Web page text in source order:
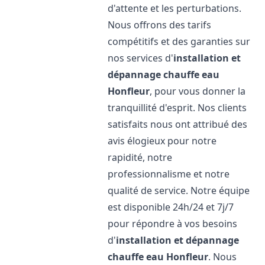
d'attente et les perturbations.
Nous offrons des tarifs
compétitifs et des garanties sur
nos services d'installation et
dépannage chauffe eau
Honfleur, pour vous donner la
tranquillité d'esprit. Nos clients
satisfaits nous ont attribué des
avis élogieux pour notre
rapidité, notre
professionnalisme et notre
qualité de service. Notre équipe
est disponible 24h/24 et 7j/7
pour répondre à vos besoins
d'installation et dépannage
chauffe eau Honfleur. Nous